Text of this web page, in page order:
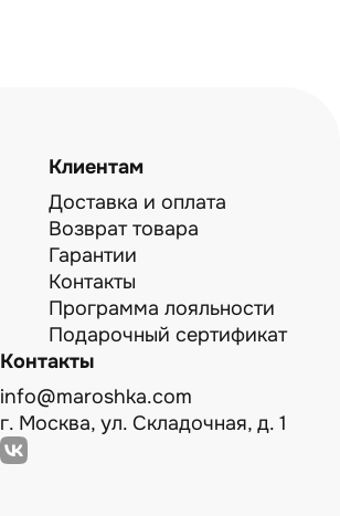
Клиентам
Доставка и оплата
Возврат товара
Гарантии
Контакты
Программа лояльности
Подарочный сертификат
Контакты
info@maroshka.com
г. Москва, ул. Складочная, д. 1